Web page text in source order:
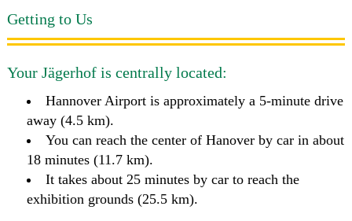
Getting to Us
Your Jägerhof is centrally located:
Hannover Airport is approximately a 5-minute drive
away (4.5 km).
You can reach the center of Hanover by car in about
18 minutes (11.7 km).
It takes about 25 minutes by car to reach the
exhibition grounds (25.5 km).